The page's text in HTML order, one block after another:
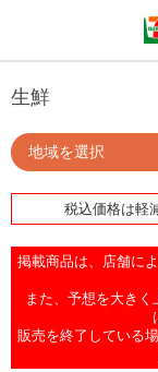
商品のご案内
商品のご案内トップ
今週の新商品
商品カテゴリ一覧
セール・キャン
サービス
nanacoトップ
企業情報トップ
私たちの取組み
生鮮
地域を選択
税込価格は軽
掲載商品は、店舗に
また、予想を大き
販売を終了している